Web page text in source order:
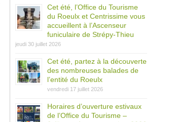
Cet été, l’Office du Tourisme
du Roeulx et Centrissime vous
accueillent à l’Ascenseur
funiculaire de Strépy-Thieu
jeudi 30 juillet 2026
Cet été, partez à la découverte
des nombreuses balades de
l’entité du Roeulx
vendredi 17 juillet 2026
Horaires d’ouverture estivaux
de l’Office du Tourisme –